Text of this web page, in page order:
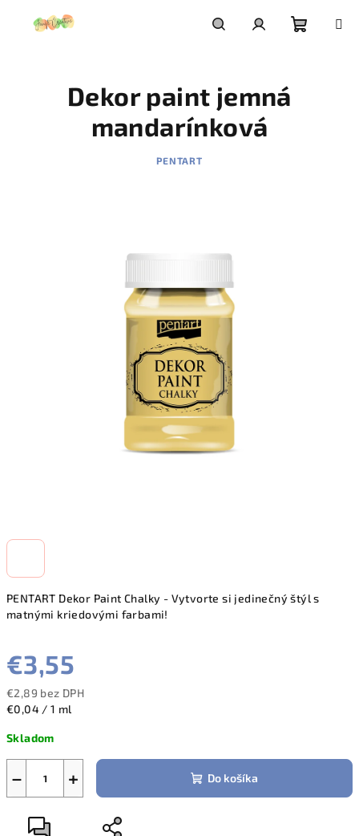
PENTART Dekor Paint Chalky - Vytvorte si jedinečný štýl s
matnými kriedovými farbami!
€3,55
€2,89 bez DPH
Jednotková
€0,04 / 1 ml
Skladom
+
− Do košíka
Dekor paint jemná
mandarínková
PENTART